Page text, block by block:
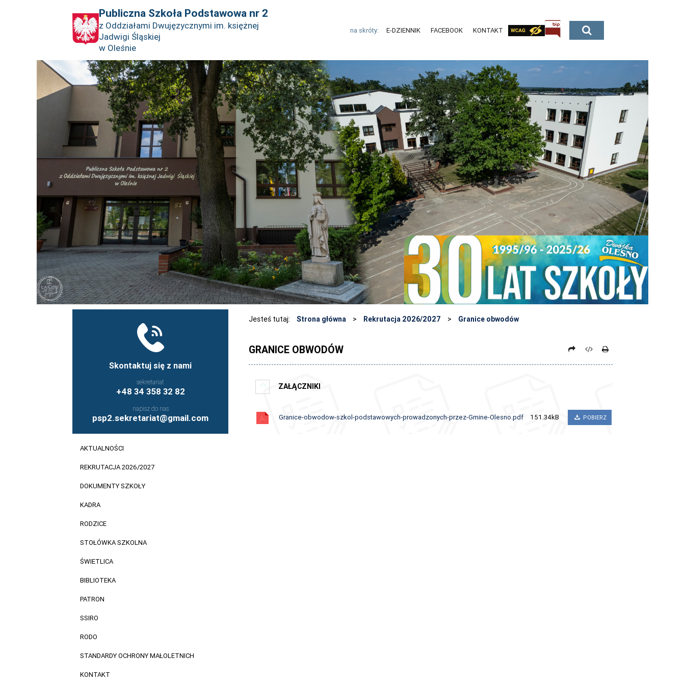
Publiczna Szkoła Podstawowa nr 2
z Oddziałami Dwujęzycznymi im. księżnej
Jadwigi Śląskiej
w Oleśnie
na skróty: E-DZIENNIK FACEBOOK KONTAKT
Skontaktuj się z nami
sekretariat
+48 34 358 32 82
napisz do nas
psp2.sekretariat@gmail.com
AKTUALNOŚCI
REKRUTACJA 2026/2027
DOKUMENTY SZKOŁY
KADRA
RODZICE
STOŁÓWKA SZKOLNA
ŚWIETLICA
BIBLIOTEKA
PATRON
SSIRO
RODO
STANDARDY OCHRONY MAŁOLETNICH
KONTAKT
Jesteś tutaj: Strona główna > Rekrutacja 2026/2027 > Granice obwodów
GRANICE OBWODÓW
ZAŁĄCZNIKI
Granice-obwodow-szkol-podstawowych-prowadzonych-przez-Gmine-Olesno.pdf 151.34kB POBIERZ